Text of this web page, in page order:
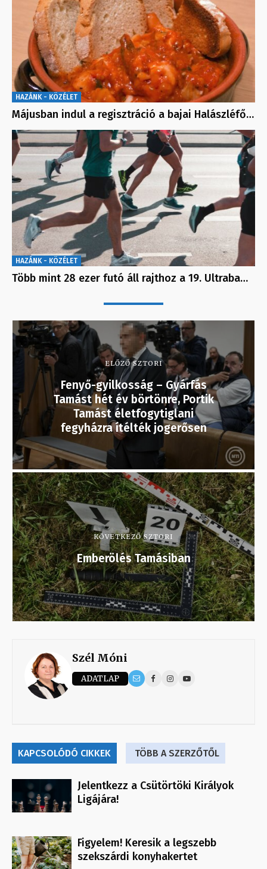
HAZÁNK - KÖZÉLET
Májusban indul a regisztráció a bajai Halászléfő…
HAZÁNK - KÖZÉLET
Több mint 28 ezer futó áll rajthoz a 19. Ultraba…
ELŐZŐ SZTORI
Fenyő-gyilkosság – Gyárfás
Tamást hét év börtönre, Portik
Tamást életfogytiglani
fegyházra ítélték jogerősen
KÖVETKEZŐ SZTORI
Emberölés Tamásiban
Szél Móni
ADATLAP
KAPCSOLÓDÓ CIKKEK TÖBB A SZERZŐTŐL
Jelentkezz a Csütörtöki Királyok
Ligájára!
Figyelem! Keresik a legszebb
szekszárdi konyhakertet